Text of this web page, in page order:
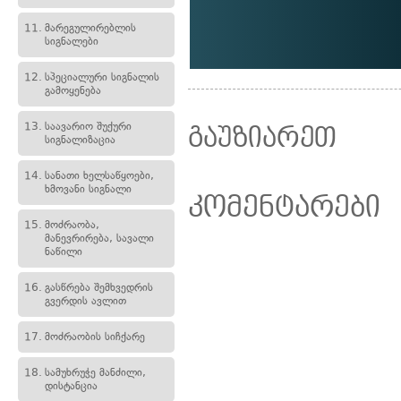
11. მარეგულირებლის
სიგნალები
12. სპეციალური სიგნალის
გამოყენება
13. საავარიო შუქური
სიგნალიზაცია
14. სანათი ხელსაწყოები,
ხმოვანი სიგნალი
15. მოძრაობა,
მანევრირება, სავალი
ნაწილი
16. გასწრება შემხვედრის
გვერდის ავლით
17. მოძრაობის სიჩქარე
18. სამუხრუჭე მანძილი,
დისტანცია
გაუზიარეთ
კომენტარები